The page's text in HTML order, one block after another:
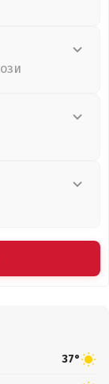
37°